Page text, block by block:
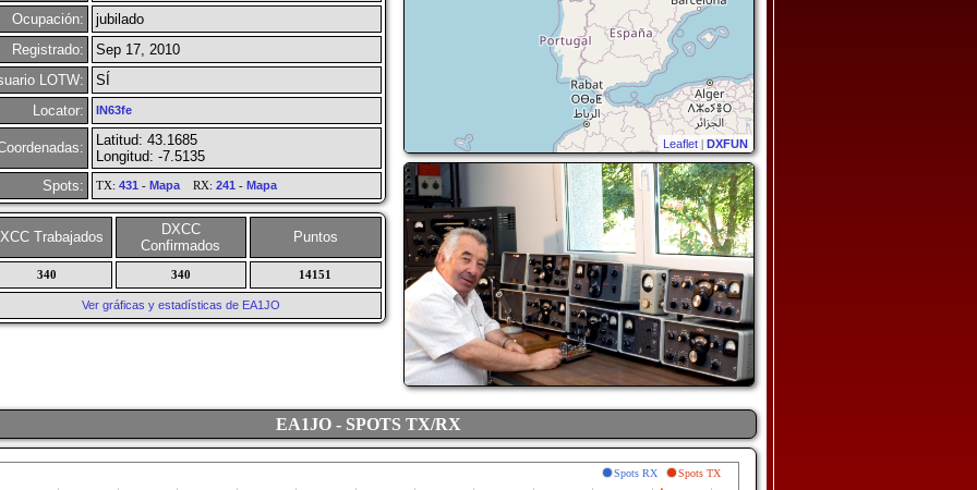
Leaflet | DXFUN
Ocupación:
jubilado
Registrado:
Sep 17, 2010
LOTW:
SÍ
Locator:
IN63fe
Latitud: 43.1685
Longitud: -7.5135
Spots:
TX: 431 - MapaRX: 241 - Mapa
Trabajados
DXCC
Confirmados
Puntos
340 340 14151
Ver gráficas y estadísticas de EA1JO
EA1JO - SPOTS TX/RX
Spots RX Spots TX